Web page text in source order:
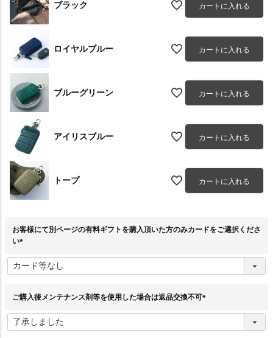
ブラック カートに入れる
ロイヤルブルー カートに入れる
ブルーグリーン カートに入れる
アイリスブルー カートに入れる
トープ カートに入れる
お客様にて別ページの有料ギフトを購入頂いた方のみカードをご選択くださ
い
必
須
ご購入後メンテナンス剤等を使用した場合は返品交換不可
須